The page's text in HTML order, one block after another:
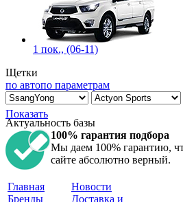
1 пок., (06-11)
Щетки
по автопо параметрам
Показать
Актуальность базы
100% гарантия подбора
Мы даем 100% гарантию,
сайте абсолютно верный.
Главная
Бренды
Новости
Доставка и